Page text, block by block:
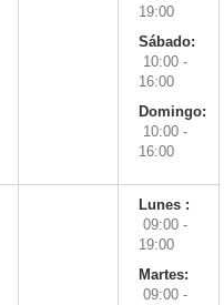
19:00
Sábado:
10:00 -
16:00
Domingo:
10:00 -
16:00
Lunes :
09:00 -
19:00
Martes:
09:00 -